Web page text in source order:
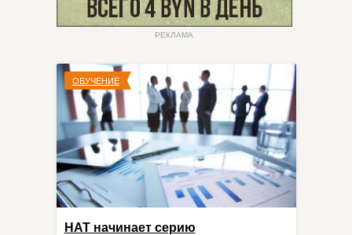
РЕКЛАМА
ОБУЧЕНИЕ
НАТ начинает серию